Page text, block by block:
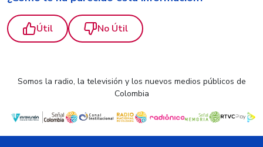
Útil No Útil
Somos la radio, la televisión y los nuevos medios públicos de
Colombia